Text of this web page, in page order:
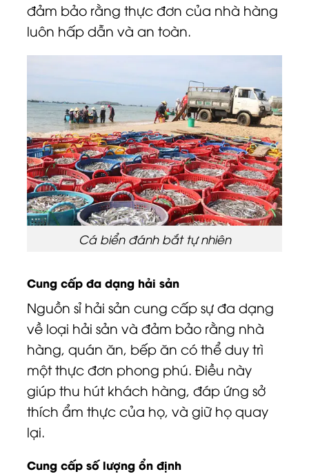
đảm bảo rằng thực đơn của nhà hàng
luôn hấp dẫn và an toàn.
Cá biển đánh bắt tự nhiên
Cung cấp đa dạng hải sản
Nguồn sỉ hải sản cung cấp sự đa dạng
về loại hải sản và đảm bảo rằng nhà
hàng, quán ăn, bếp ăn có thể duy trì
một thực đơn phong phú. Điều này
giúp thu hút khách hàng, đáp ứng sở
thích ẩm thực của họ, và giữ họ quay
lại.
Cung cấp số lượng ổn định